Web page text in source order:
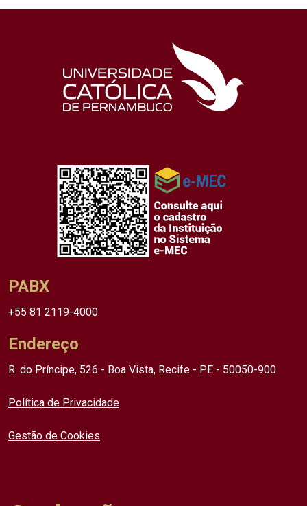
PABX
+55 81 2119-4000
Endereço
R. do Príncipe, 526 - Boa Vista, Recife - PE - 50050-900
Política de Privacidade
Gestão de Cookies